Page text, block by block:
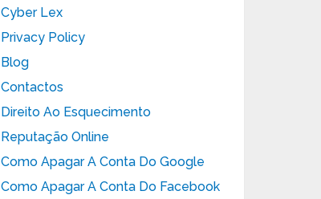
Cyber Lex
Privacy Policy
Blog
Contactos
Direito Ao Esquecimento
Reputação Online
Como Apagar A Conta Do Google
Como Apagar A Conta Do Facebook